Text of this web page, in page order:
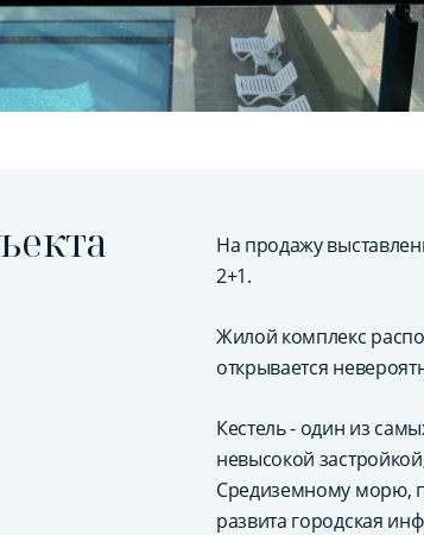
На продажу
2+1.
Жилой комплекс
открывается
Кестель - один из
невысокой
Средиземному морю,
развита городская